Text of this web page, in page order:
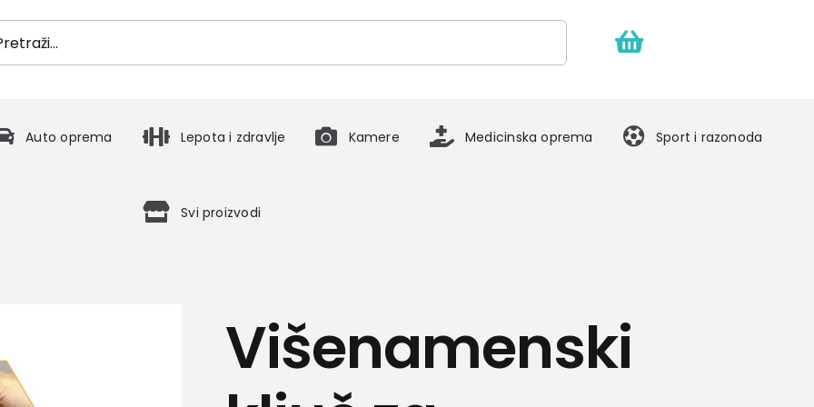
Auto oprema Lepota i zdravlje Kamere Medicinska oprema Sport i razonoda
Svi proizvodi
Višenamenski